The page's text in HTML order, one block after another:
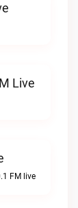
Live
FM live